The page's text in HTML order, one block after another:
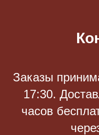
Заказы
17:30.
часов